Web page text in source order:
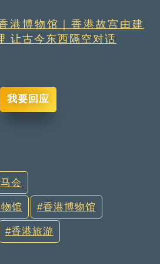
港博物馆｜香港故宫由建
让古今东西隔空对话
我要回应
会
馆 香港博物馆
香港旅游